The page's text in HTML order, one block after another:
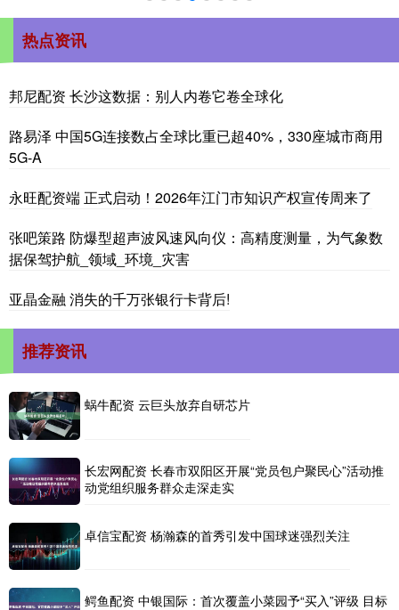
热点资讯
邦尼配资 长沙这数据：别人内卷它卷全球化
路易泽 中国5G连接数占全球比重已超40%，330座城市商用
5G-A
永旺配资端 正式启动！2026年江门市知识产权宣传周来了
张吧策路 防爆型超声波风速风向仪：高精度测量，为气象数
据保驾护航_领域_环境_灾害
亚晶金融 消失的千万张银行卡背后!
推荐资讯
蜗牛配资 云巨头放弃自研芯片
长宏网配资 长春市双阳区开展“党员包户聚民心”活动推
动党组织服务群众走深走实
卓信宝配资 杨瀚森的首秀引发中国球迷强烈关注
鳄鱼配资 中银国际：首次覆盖小菜园予“买入”评级 目标